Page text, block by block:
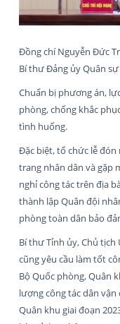
Đồng chí Nguyễn Đức
Bí thư Đảng ủy Quân
Chuẩn bị phương án,
phòng, chống khắc
tình huống.
Đặc biệt, tổ chức lễ
trang nhân dân và gặp
nghỉ công tác trên địa
thành lập Quân đội
phòng toàn dân bảo
Bí thư Tỉnh ủy, Chủ
cũng yêu cầu làm tốt
Bộ Quốc phòng, Quân
lượng công tác dân
Quân khu giai đoạn